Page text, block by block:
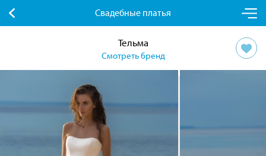
Свадебные платья
Тельма
Смотреть бренд